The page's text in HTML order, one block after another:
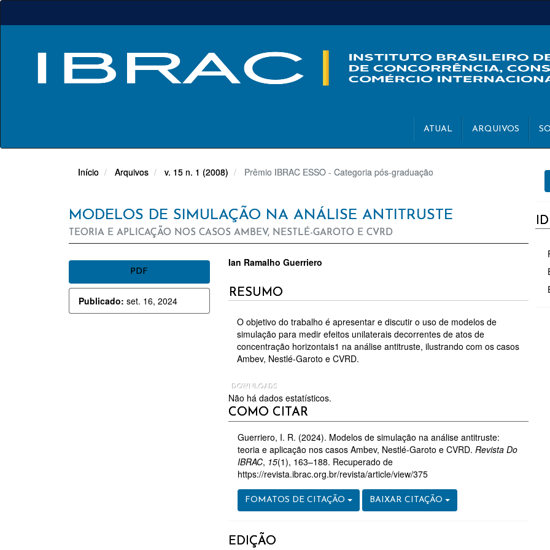
Navegação
ATUAL ARQUIVOS
Início Arquivos v. 15 n. 1 (2008) Prêmio IBRAC ESSO - Categoria pós-graduação
MODELOS DE SIMULAÇÃO NA ANÁLISE ANTITRUSTE
TEORIA E APLICAÇÃO NOS CASOS AMBEV, NESTLÉ-GAROTO E CVRD
BARRA
LATERAL
DE
PDF
Publicado: set. 16, 2024
CONTEÚDO
DO
ARTIGO
PRINCIPAL
Ian Ramalho Guerriero
RESUMO
O objetivo do trabalho é apresentar e discutir o uso de modelos de
simulação para medir efeitos unilaterais decorrentes de atos de
concentração horizontais1 na análise antitruste, ilustrando com os casos
Ambev, Nestlé-Garoto e CVRD.
DOWNLOADS
Não há dados estatísticos.
DETALHES
DO
ARTIGO
COMO CITAR
Guerriero, I. R. (2024). Modelos de simulação na análise antitruste:
teoria e aplicação nos casos Ambev, Nestlé-Garoto e CVRD. Revista Do
IBRAC, 15(1), 163–188. Recuperado de
https://revista.ibrac.org.br/revista/article/view/375
FOMATOS DE CITAÇÃO BAIXAR CITAÇÃO
EDIÇÃO